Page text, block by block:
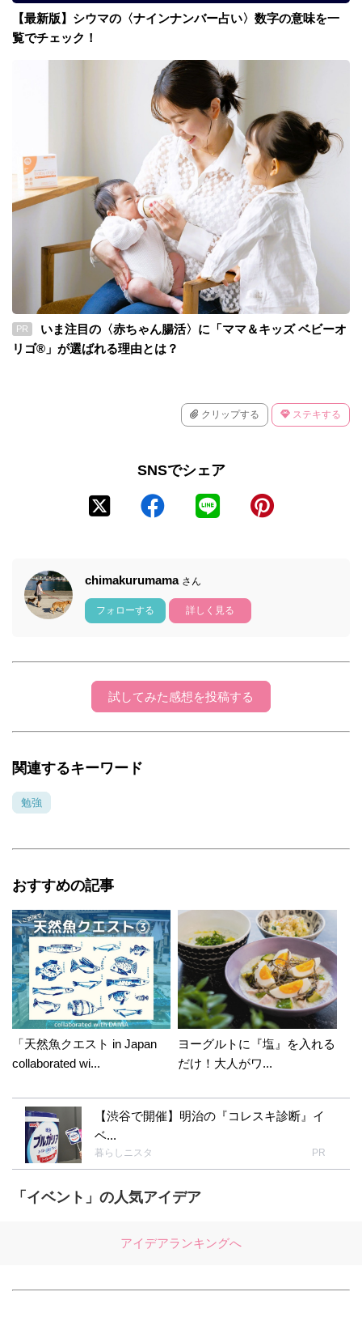
【最新版】シウマの〈ナインナンバー占い〉数字の意味を一
覧でチェック！
PR
いま注目の〈赤ちゃん腸活〉に「ママ＆キッズ ベビーオ
リゴ®」が選ばれる理由とは？
クリップする ステキする
SNSでシェア
chimakurumama さん
フォローする 詳しく見る
試してみた感想を投稿する
関連するキーワード
勉強
おすすめの記事
「天然魚クエスト in Japan
collaborated wi...
ヨーグルトに『塩』を入れる
だけ！大人がワ...
【渋谷で開催】明治の『コレスキ診断』イ
ベ...
暮らしニスタ PR
「イベント」の人気アイデア
アイデアランキングへ